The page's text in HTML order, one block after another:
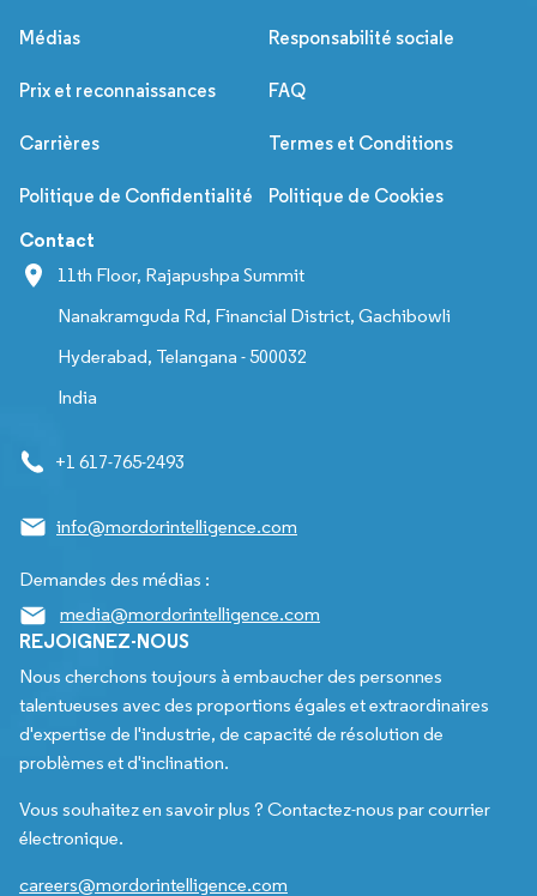
Médias Responsabilité sociale
Prix et reconnaissances FAQ
Carrières Termes et Conditions
Politique de Confidentialité Politique de Cookies
Contact
11th Floor, Rajapushpa Summit
Nanakramguda Rd, Financial District, Gachibowli
Hyderabad, Telangana - 500032
India
+1 617-765-2493
info@mordorintelligence.com
Demandes des médias :
media@mordorintelligence.com
REJOIGNEZ-NOUS
Nous cherchons toujours à embaucher des personnes
talentueuses avec des proportions égales et extraordinaires
d'expertise de l'industrie, de capacité de résolution de
problèmes et d'inclination.
Vous souhaitez en savoir plus ? Contactez-nous par courrier
électronique.
careers@mordorintelligence.com